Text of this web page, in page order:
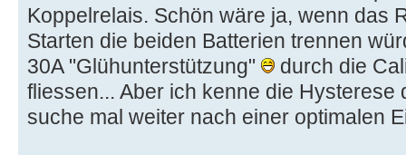
Koppelrelais. Schön wäre ja, wenn das
Starten die beiden Batterien trennen
30A "Glühunterstützung"
durch die
fliessen... Aber ich kenne die Hysterese
suche mal weiter nach einer optimalen